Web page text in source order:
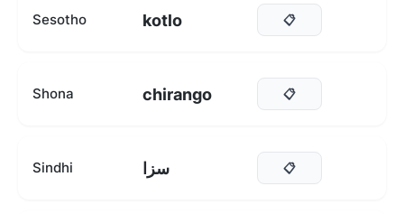
Sesotho kotlo 📋
Shona chirango 📋
Sindhi سزا 📋